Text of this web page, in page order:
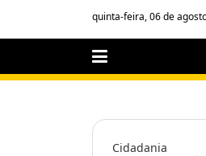
quinta-feira, 06 de
Cidadania